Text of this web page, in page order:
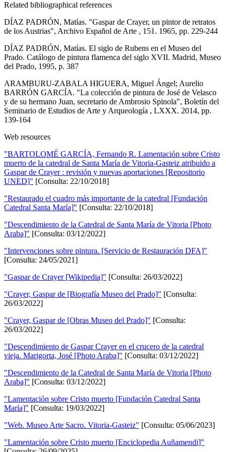
Related bibliographical references
DÍAZ PADRÓN, Matías. "Gaspar de Crayer, un pintor de retratos
de los Austrias", Archivo Español de Arte , 151. 1965, pp. 229-244
DÍAZ PADRÓN, Matías. El siglo de Rubens en el Museo del
Prado. Catálogo de pintura flamenca del siglo XVII. Madrid, Museo
del Prado, 1995, p. 387
ARAMBURU-ZABALA HIGUERA, Miguel Ángel; Aurelio
BARRÓN GARCÍA. "La colección de pintura de José de Velasco
y de su hermano Juan, secretario de Ambrosio Spinola", Boletín del
Seminario de Estudios de Arte y Arqueología , LXXX. 2014, pp.
139-164
Web resources
"BARTOLOMÉ GARCÍA, Fernando R. Lamentación sobre Cristo
muerto de la catedral de Santa María de Vitoria-Gasteiz atribuido a
Gaspar de Crayer : revisión y nuevas aportaciones [Repositorio
UNED]" [Consulta: 22/10/2018]
"Restaurado el cuadro más importante de la catedral [Fundación
Catedral Santa María]" [Consulta: 22/10/2018]
"Descendimiento de la Catedral de Santa María de Vitoria [Photo
Araba]" [Consulta: 03/12/2022]
"Intervenciones sobre pintura. [Servicio de Restauración DFA]"
[Consulta: 24/05/2021]
"Gaspar de Crayer [Wikipedia]" [Consulta: 26/03/2022]
"Crayer, Gaspar de [Biografía Museo del Prado]" [Consulta:
26/03/2022]
"Crayer, Gaspar de [Obras Museo del Prado]" [Consulta:
26/03/2022]
"Descendimiento de Gaspar Crayer en el crucero de la catedral
vieja. Marigorta, José [Photo Araba]" [Consulta: 03/12/2022]
"Descendimiento de la Catedral de Santa María de Vitoria [Photo
Araba]" [Consulta: 03/12/2022]
"Lamentación sobre Cristo muerto [Fundación Catedral Santa
María]" [Consulta: 19/03/2022]
"Web. Museo Arte Sacro. Vitoria-Gasteiz" [Consulta: 05/06/2023]
"Lamentación sobre Cristo muerto [Enciclopedia Auñamendi]"